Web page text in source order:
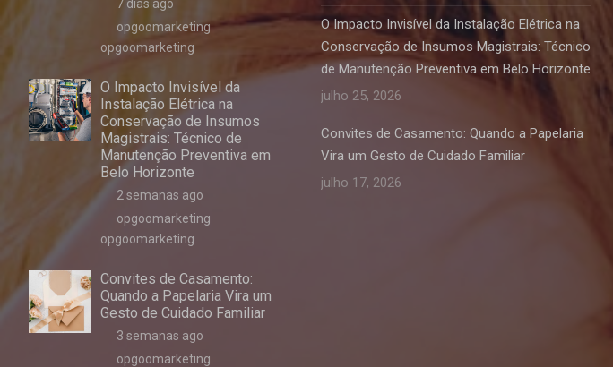
7 dias ago
opgoomarketing
opgoomarketing
O Impacto Invisível da
Instalação Elétrica na
Conservação de Insumos
Magistrais: Técnico de
Manutenção Preventiva em
Belo Horizonte
2 semanas ago
opgoomarketing
opgoomarketing
Convites de Casamento:
Quando a Papelaria Vira um
Gesto de Cuidado Familiar
3 semanas ago
opgoomarketing
O Impacto Invisível da Instalação Elétrica na
Conservação de Insumos Magistrais: Técnico
de Manutenção Preventiva em Belo Horizonte
julho 25, 2026
Convites de Casamento: Quando a Papelaria
Vira um Gesto de Cuidado Familiar
julho 17, 2026